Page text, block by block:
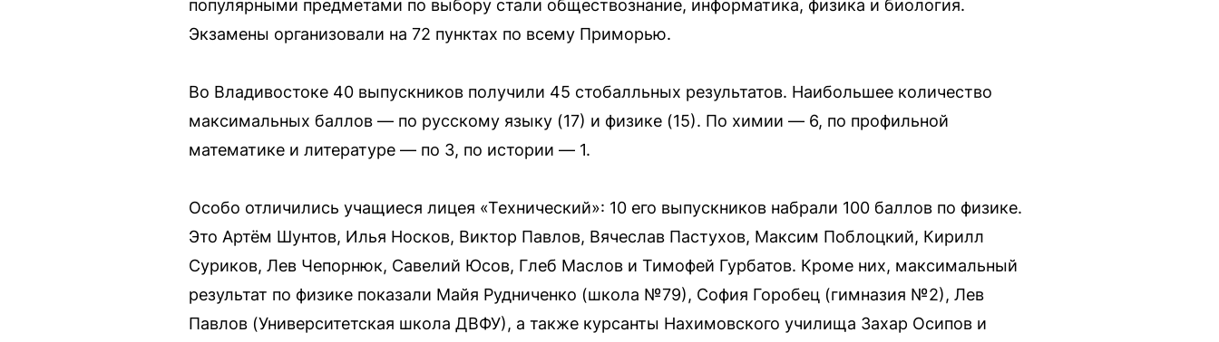
популярными предметами по выбору стали обществознание, информатика, физика и биология.
Экзамены организовали на 72 пунктах по всему Приморью.
Во Владивостоке 40 выпускников получили 45 стобалльных результатов. Наибольшее количество
максимальных баллов — по русскому языку (17) и физике (15). По химии — 6, по профильной
математике и литературе — по 3, по истории — 1.
Особо отличились учащиеся лицея «Технический»: 10 его выпускников набрали 100 баллов по физике.
Это Артём Шунтов, Илья Носков, Виктор Павлов, Вячеслав Пастухов, Максим Поблоцкий, Кирилл
Суриков, Лев Чепорнюк, Савелий Юсов, Глеб Маслов и Тимофей Гурбатов. Кроме них, максимальный
результат по физике показали Майя Рудниченко (школа №79), София Горобец (гимназия №2), Лев
Павлов (Университетская школа ДВФУ), а также курсанты Нахимовского училища Захар Осипов и